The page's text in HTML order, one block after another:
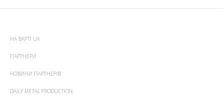
НА ВАРТІ UA
ПАРТНЕРИ
НОВИНИ ПАРТНЕРІВ
DAILY METAL PRODUCTION